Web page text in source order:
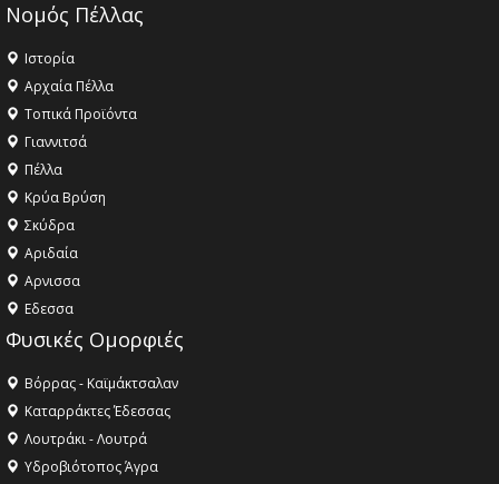
Νομός Πέλλας
Ιστορία
Αρχαία Πέλλα
Τοπικά Προϊόντα
Γιαννιτσά
Πέλλα
Κρύα Βρύση
Σκύδρα
Αριδαία
Aρνισσα
Eδεσσα
Φυσικές Ομορφιές
Βόρρας - Καϊμάκτσαλαν
Καταρράκτες Έδεσσας
Λουτράκι - Λουτρά
Υδροβιότοπος Άγρα